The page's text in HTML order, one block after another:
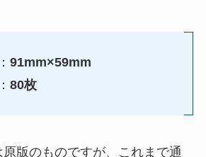
91mm×59mm
80枚
版のものですが、これまで通